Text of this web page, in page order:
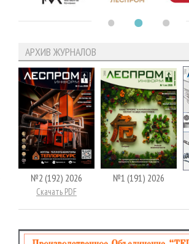
АРХИВ ЖУРНАЛОВ
№2 (192) 2026
Скачать PDF
№1 (191) 2026